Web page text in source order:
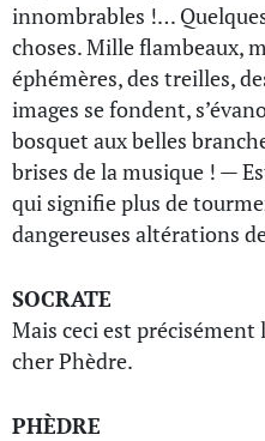
innombrables !…
choses. Mille flambeaux,
éphémères, des treilles,
images se fondent,
bosquet aux belles
brises de la musique ! —
qui signifie plus de
dangereuses altérations
SOCRATE
Mais ceci est précisément
cher Phèdre.
PHÈDRE